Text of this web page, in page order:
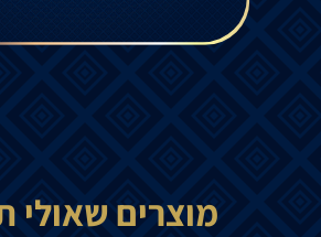
מוצרים שאולי